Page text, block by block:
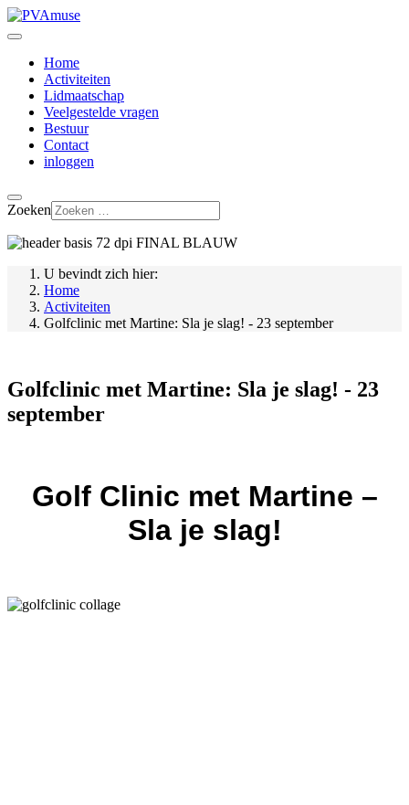
Home
Activiteiten
Lidmaatschap
Veelgestelde vragen
Bestuur
Contact
inloggen
Zoeken
U bevindt zich hier:
Home
Activiteiten
Golfclinic met Martine: Sla je slag! - 23 september
Golfclinic met Martine: Sla je slag! - 23
september
Golf Clinic met Martine –
Sla je slag!